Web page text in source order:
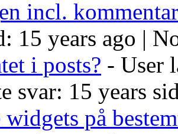
incl.
15 years ago |
i posts? - User
svar: 15 years
på